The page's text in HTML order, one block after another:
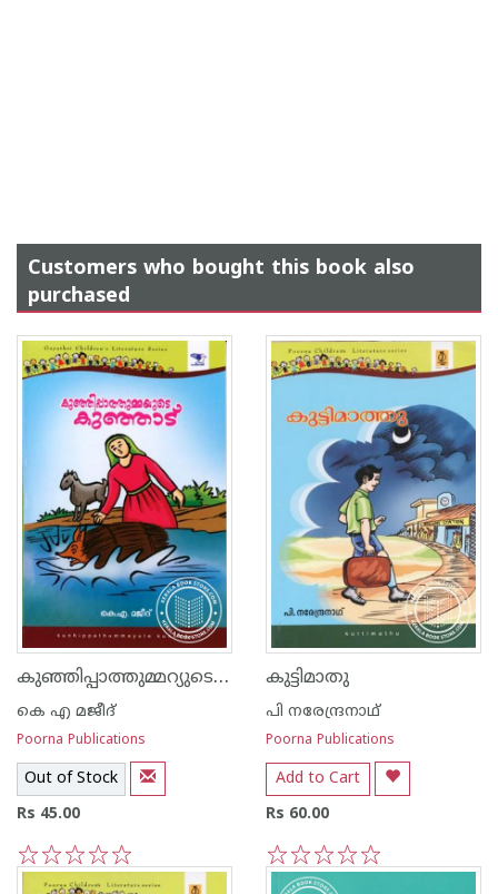
Customers who bought this book also
purchased
കുഞ്ഞിപ്പാത്തുമ്മറ്യുടെ കുഞ്ഞാട്
കെ എ മജീദ്
Poorna Publications
Out of Stock
Rs 45.00
5
4
3
2
1
കുട്ടിമാതു
പി നരേന്ദ്രനാഥ്
Poorna Publications
Add to Cart
Rs 60.00
5
4
3
2
1